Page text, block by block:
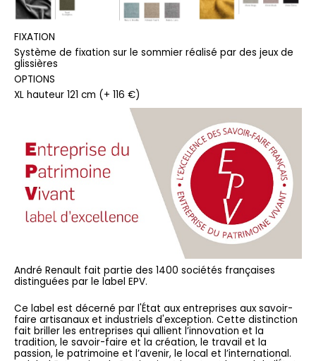
FIXATION
Système de fixation sur le sommier réalisé par des jeux de
glissières
OPTIONS
XL hauteur 121 cm (+ 116 €)
André Renault fait partie des 1400 sociétés françaises
distinguées par le label EPV.
Ce label est décerné par l'État aux entreprises aux savoir-
faire artisanaux et industriels d'exception. Cette distinction
fait briller les entreprises qui allient l’innovation et la
tradition, le savoir-faire et la création, le travail et la
passion, le patrimoine et l’avenir, le local et l’international.